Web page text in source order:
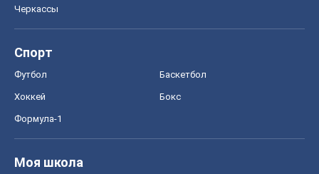
Черкассы
Спорт
Футбол Баскетбол
Хоккей Бокс
Формула-1
Моя школа